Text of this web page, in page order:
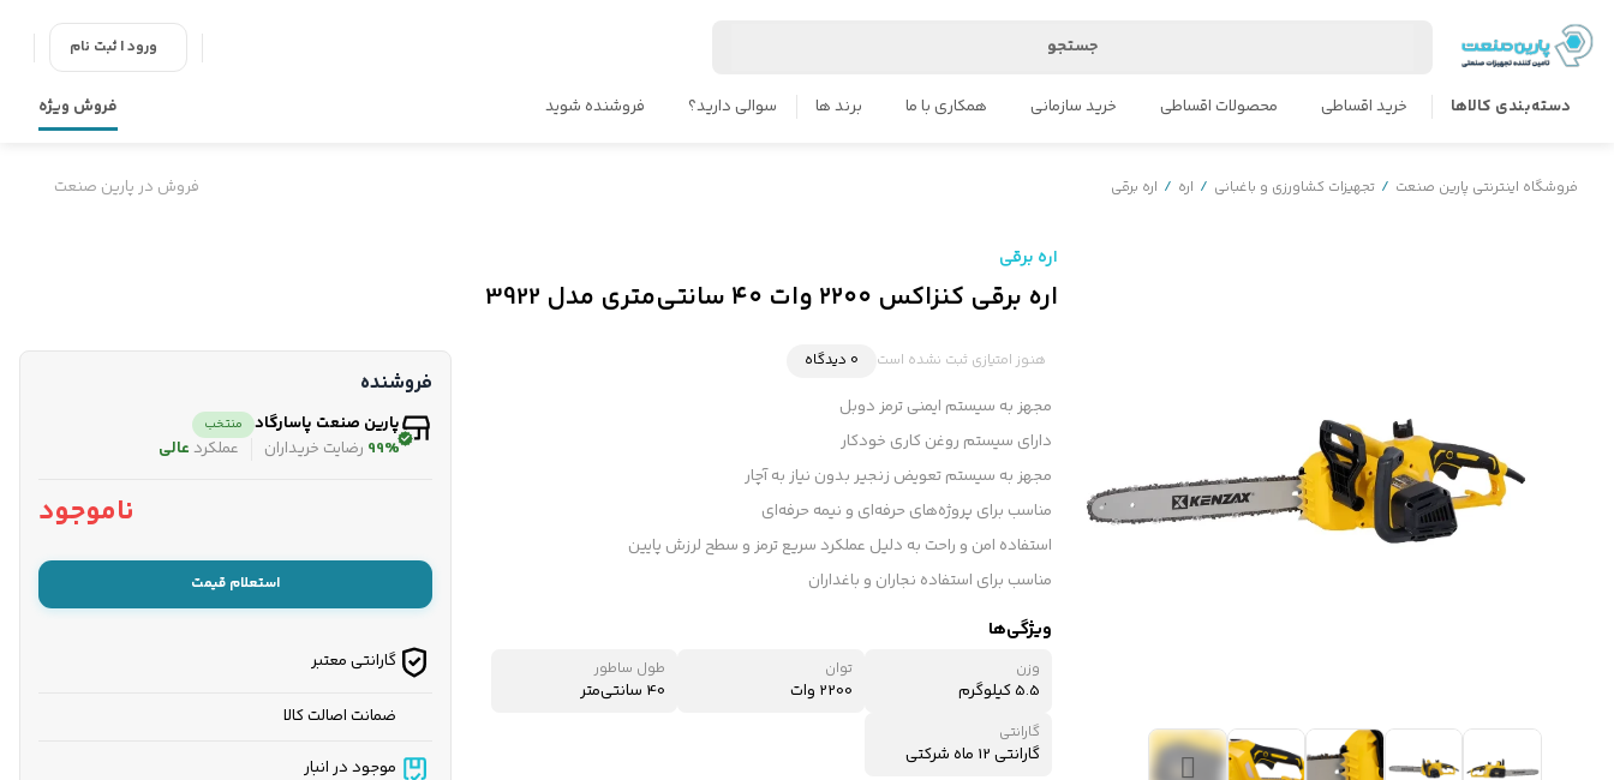
جستجو ورود | ثبت نام
دسته‌بندی کالاها خرید اقساطی محصولات اقساطی خرید سازمانی همکاری با ما برند ها سوالی دارید؟ فروشنده شوید فروش ویژه
فروشگاه اینترنتی پارین صنعت / تجهیزات کشاورزی و باغبانی / اره / اره برقی فروش در پارین صنعت
اره برقی
اره برقی کنزاکس ۲۲۰۰ وات ۴۰ سانتی‌متری مدل 3922
هنوز امتیازی ثبت نشده است 0 دیدگاه
مجهز به سیستم ایمنی ترمز دوبل
دارای سیستم روغن کاری خودکار
مجهز به سیستم تعویض زنجیر بدون نیاز به آچار
مناسب برای پروژه‌های حرفه‌ای و نیمه حرفه‌ای
استفاده امن و راحت به دلیل عملکرد سریع ترمز و سطح لرزش پایین
مناسب برای استفاده نجاران و باغداران
ویژگی‌ها
وزن
5.5 کیلوگرم
توان
2200 وات
طول ساطور
40 سانتی‌متر
گارانتی
گارانتی 12 ماه شرکتی
فروشنده
پارین صنعت پاسارگاد منتخب
99% رضایت خریداران عملکرد عالی
ناموجود
استعلام قیمت
گارانتی معتبر
ضمانت اصالت کالا
موجود در انبار